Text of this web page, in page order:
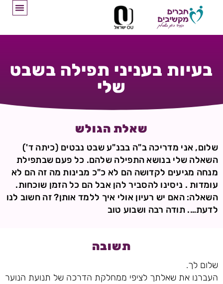
בעיות בעניני תפילה בשבט
שלי
שאלת הגולש
שלום, אני מדריכה ב"ה בבנ"ע שבט נבטים (כיתה ד')
השאלה שלי בנושא התפילה שלהם. כל פעם שבתפילת
מנחה מגיעים לקדושה הם לא כ"כ מבינות מה זה הם לא
עומדות . ניסינו להסביר להן אבל הם כל הזמן שוכחות.
השאלה: האם יש רעיון אולי איך ללמד אותן? זה חשוב לנו
לדעת…. תודה רבה ושבוע טוב
תשובה
שלום לך.
העברנו את שאלתך לציפי ממחלקת הדרכה של תנועת הנוער